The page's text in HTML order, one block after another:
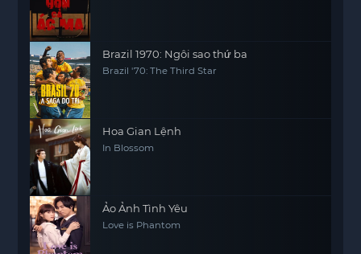
Brazil 1970: Ngôi sao thứ ba
Brazil '70: The Third Star
Hoa Gian Lệnh
In Blossom
Ảo Ảnh Tình Yêu
Love is Phantom